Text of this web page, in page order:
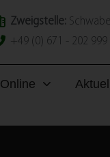
Zweigstelle:
+49 (0) 671 - 202 999
Online